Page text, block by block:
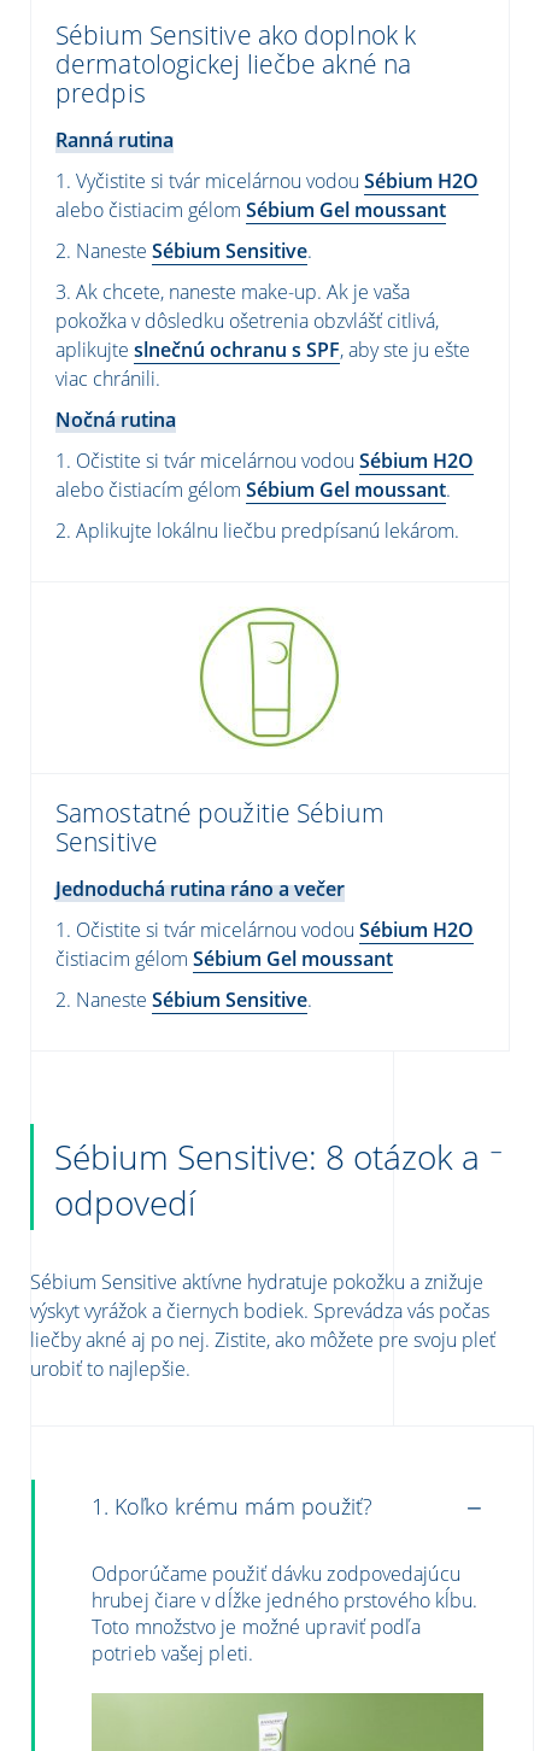
Sébium Sensitive ako doplnok k
dermatologickej liečbe akné na
predpis
Ranná rutina
1. Vyčistite si tvár micelárnou vodou Sébium H2O
alebo čistiacim gélom Sébium Gel moussant
2. Naneste Sébium Sensitive.
3. Ak chcete, naneste make-up. Ak je vaša
pokožka v dôsledku ošetrenia obzvlášť citlivá,
aplikujte slnečnú ochranu s SPF,aby ste ju ešte
viac chránili.
Nočná rutina
1. Očistite si tvár micelárnou vodou Sébium H2O
alebo čistiacím gélom Sébium Gel moussant.
2. Aplikujte lokálnu liečbu predpísanú lekárom.
Samostatné použitie Sébium
Sensitive
Jednoduchá rutina ráno a večer
1. Očistite si tvár micelárnou vodou Sébium H2O
čistiacim gélom Sébium Gel moussant
2. Naneste Sébium Sensitive.
Sébium Sensitive: 8 otázok a
odpovedí
Sébium Sensitive aktívne hydratuje pokožku a znižuje
výskytvyrážoka čiernych bodiek. Sprevádza vás počas
liečby akné aj po nej. Zistite, ako môžete pre svoju pleť
urobiť to najlepšie.
1. Koľko krému mám použiť?
Odporúčame použiť dávku zodpovedajúcu
hrubej čiare v dĺžke jedného prstového kĺbu.
Toto množstvo je možné upraviť podľa
potrieb vašej pleti.